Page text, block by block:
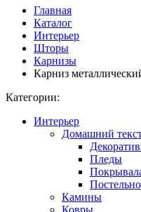
Главная
Каталог
Интерьер
Шторы
Карнизы
Карниз
Категории:
Интерьер
Домашний
Пледы
Камины
Ковры